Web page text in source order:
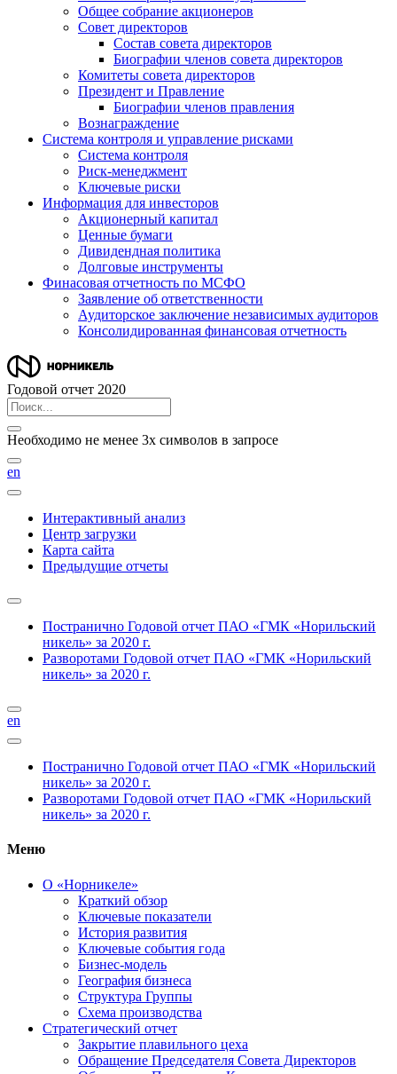
Общее собрание акционеров
Совет директоров
Состав совета директоров
Биографии членов совета директоров
Комитеты совета директоров
Президент и Правление
Биографии членов правления
Вознаграждение
Система контроля и управление рисками
Система контроля
Риск-менеджмент
Ключевые риски
Информация для инвесторов
Акционерный капитал
Ценные бумаги
Дивидендная политика
Долговые инструменты
Финасовая отчетность по МСФО
Заявление об ответственности
Аудиторское заключение независимых аудиторов
Консолидированная финансовая отчетность
Годовой отчет 2020
Необходимо не менее 3х символов в запросе
en
Интерактивный анализ
Центр загрузки
Карта сайта
Предыдущие отчеты
Постранично Годовой отчет ПАО «ГМК «Норильский
никель» за 2020 г.
Разворотами Годовой отчет ПАО «ГМК «Норильский
никель» за 2020 г.
en
Постранично Годовой отчет ПАО «ГМК «Норильский
никель» за 2020 г.
Разворотами Годовой отчет ПАО «ГМК «Норильский
никель» за 2020 г.
Меню
О «Норникеле»
Краткий обзор
Ключевые показатели
История развития
Ключевые события года
Бизнес-модель
География бизнеса
Структура Группы
Схема производства
Стратегический отчет
Закрытие плавильного цеха
Обращение Председателя Совета Директоров